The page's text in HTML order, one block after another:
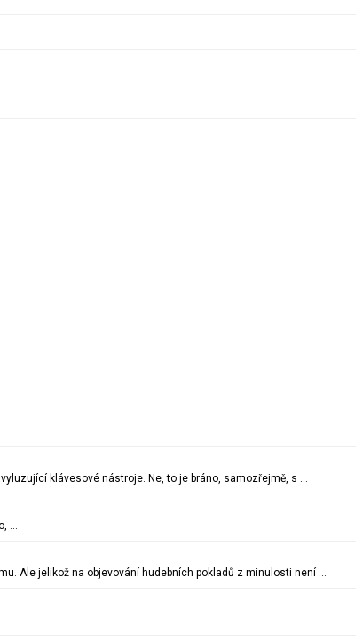
klávesové nástroje. Ne, to je bráno, samozřejmě, s …
…
Ale jelikož na objevování hudebních pokladů z minulosti není …